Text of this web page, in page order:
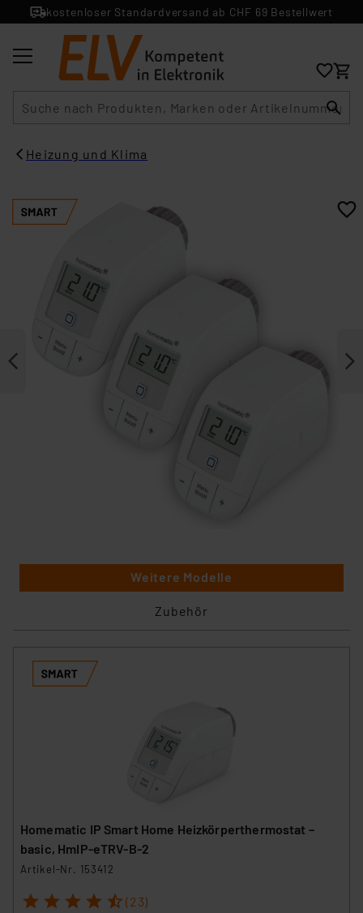
kostenloser Standardversand ab CHF 69 Bestellwert
Heizung und Klima
Weitere Modelle
Zubehör
Homematic IP Smart Home Heizkörperthermostat –
basic, HmIP-eTRV-B-2
Artikel-Nr. 153412
1 2 3 4 5 (23)